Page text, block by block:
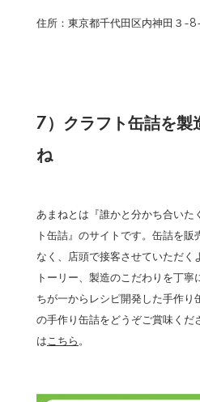
住所：東京都千代田区内神田３-
7）クラフト缶詰を製
ね
あまねとは『誰かと分かち合いた
ト缶詰』のサイトです。缶詰を
なく、店頭で接客させていただく
トーリー、製造のこだわりを丁
ちが一からレシピ開発した手作り
の手作り缶詰をどうぞご賞味く
はこちら 。